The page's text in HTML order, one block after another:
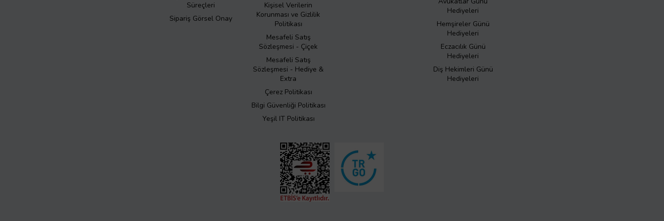
Süreçleri
Sipariş Görsel Onay
Kişisel Verilerin
Korunması ve Gizlilik
Politikası
Mesafeli Satış
Sözleşmesi - Çiçek
Mesafeli Satış
Sözleşmesi - Hediye &
Extra
Çerez Politikası
Bilgi Güvenliği Politikası
Yeşil IT Politikası
Hediyeleri
Hemşireler Günü
Hediyeleri
Eczacılık Günü
Hediyeleri
Diş Hekimleri Günü
Hediyeleri